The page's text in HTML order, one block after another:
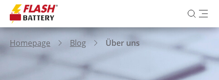
Homepage Blog Über uns